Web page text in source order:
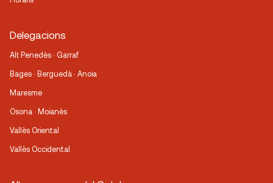
Delegacions
Alt Penedès · Garraf
Bages · Berguedà · Anoia
Maresme
Osona · Moianès
Vallès Oriental
Vallès Occidental